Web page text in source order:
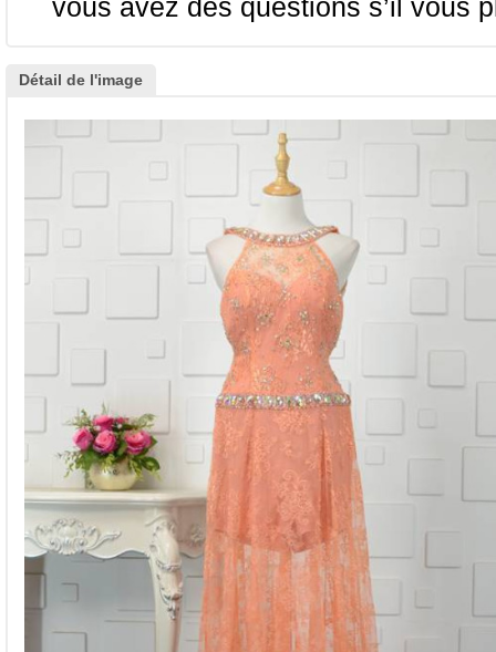
vous avez des questions s’il vous
Détail de l'image